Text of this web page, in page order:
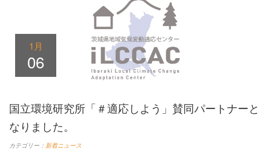
1月
06
国立環境研究所「＃適応しよう」賛同パートナーと
なりました。
カテゴリー： 新着ニュース